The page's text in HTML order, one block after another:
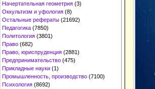
Начертательная геометрия (3)
Оккультизм и уфология (8)
Остальные рефераты (21692)
Педагогика (7850)
Политология (3801)
Право (682)
Право, юриспруденция (2881)
Предпринимательство (475)
Прикладные науки (1)
Промышленность, производство (7100)
Психология (8692)